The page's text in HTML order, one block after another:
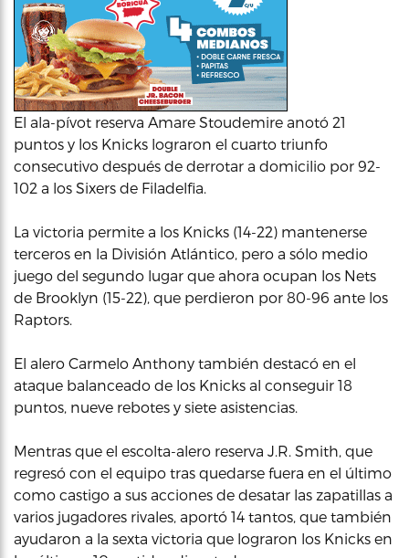
El ala-pívot reserva Amare Stoudemire anotó 21
puntos y los Knicks lograron el cuarto triunfo
consecutivo después de derrotar a domicilio por 92-
102 a los Sixers de Filadelfia.
La victoria permite a los Knicks (14-22) mantenerse
terceros en la División Atlántico, pero a sólo medio
juego del segundo lugar que ahora ocupan los Nets
de Brooklyn (15-22), que perdieron por 80-96 ante los
Raptors.
El alero Carmelo Anthony también destacó en el
ataque balanceado de los Knicks al conseguir 18
puntos, nueve rebotes y siete asistencias.
Mentras que el escolta-alero reserva J.R. Smith, que
regresó con el equipo tras quedarse fuera en el último
como castigo a sus acciones de desatar las zapatillas a
varios jugadores rivales, aportó 14 tantos, que también
ayudaron a la sexta victoria que lograron los Knicks en